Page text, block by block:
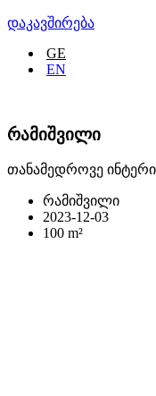
დაკავშირება
GE
EN
რამიშვილი
თანამედროვე
რამიშვილი
2023-12-03
100 m²